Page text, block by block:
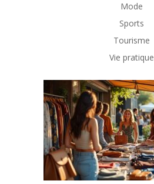
Mode
Sports
Tourisme
Vie pratique